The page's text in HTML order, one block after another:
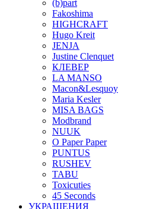
(b)part
Fakoshima
HIGHCRAFT
Hugo Kreit
JENJA
Justine Clenquet
КЛЕВЕР
LA MANSO
Macon&Lesquoy
Maria Kesler
MISA BAGS
Modbrand
NUUK
O Paper Paper
PUNTUS
RUSHEV
TABU
Toxicuties
45 Seconds
УКРАШЕНИЯ